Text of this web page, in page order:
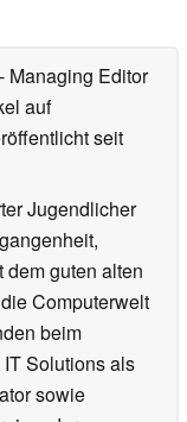
- Managing Editor
auf
seit
Jugendlicher
guten alten
Computerwelt
beim
Solutions als
sowie